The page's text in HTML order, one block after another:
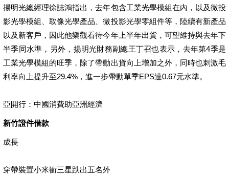
揚明光總經理徐誌鴻指出，去年包含工業光學模組在內，以及微投
影光學模組、取像光學產品、微投影光學零組件等，陸續有新產品
以及新客戶，因此他樂觀看待今年上半年出貨，可望維持與去年下
半季同水準，另外，揚明光財務副總王丁召也表示，去年第4季是
工業光學模組的旺季，除了帶動出貨向上增加之外，同時也刺激毛
利率向上提升至29.4%，進一步帶動單季EPS達0.67元水準。
亞開行：中國消費助亞洲經濟
新竹證件借款
成長
穿帶裝置小米衝三星跌出五名外